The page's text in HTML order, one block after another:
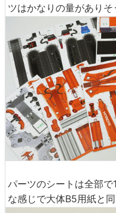
ツはかなりの量がありそ
パーツのシートは全部
な感じで大体B5用紙と同